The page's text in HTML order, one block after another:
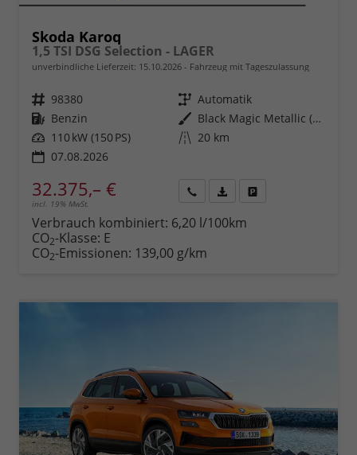
Skoda Karoq
1,5 TSI DSG Selection - LAGER
unverbindliche Lieferzeit: 15.10.2026 Fahrzeug mit Tageszulassung
Fahrzeugnr. 98380 Getriebe Automatik
Kraftstoff Benzin Außenfarbe
Black Magic Metallic (1Z)
Leistung 110 kW (150 PS) Kilometerstand 20 km
07.08.2026
32.375,– €
incl. 19% MwSt.
anfordern
Datei,
Verbrauch kombiniert: 6,20 l/100km
CO2-Klasse: E
CO2-Emissionen: 139,00 g/km